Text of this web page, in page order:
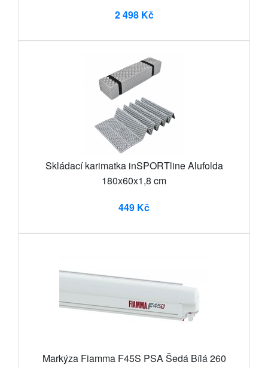
2 498 Kč
Skládací karimatka inSPORTline Alufolda
180x60x1,8 cm
449 Kč
Markýza Fiamma F45S PSA Šedá Bílá 260